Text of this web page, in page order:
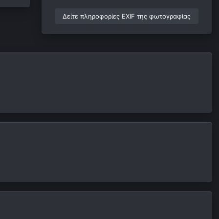
Δείτε πληροφορίες EXIF της φωτογραφίας